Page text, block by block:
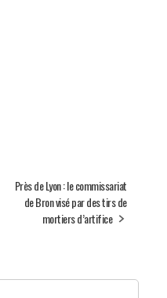
Près de Lyon : le commissariat
de Bron visé par des tirs de
mortiers d’artifice